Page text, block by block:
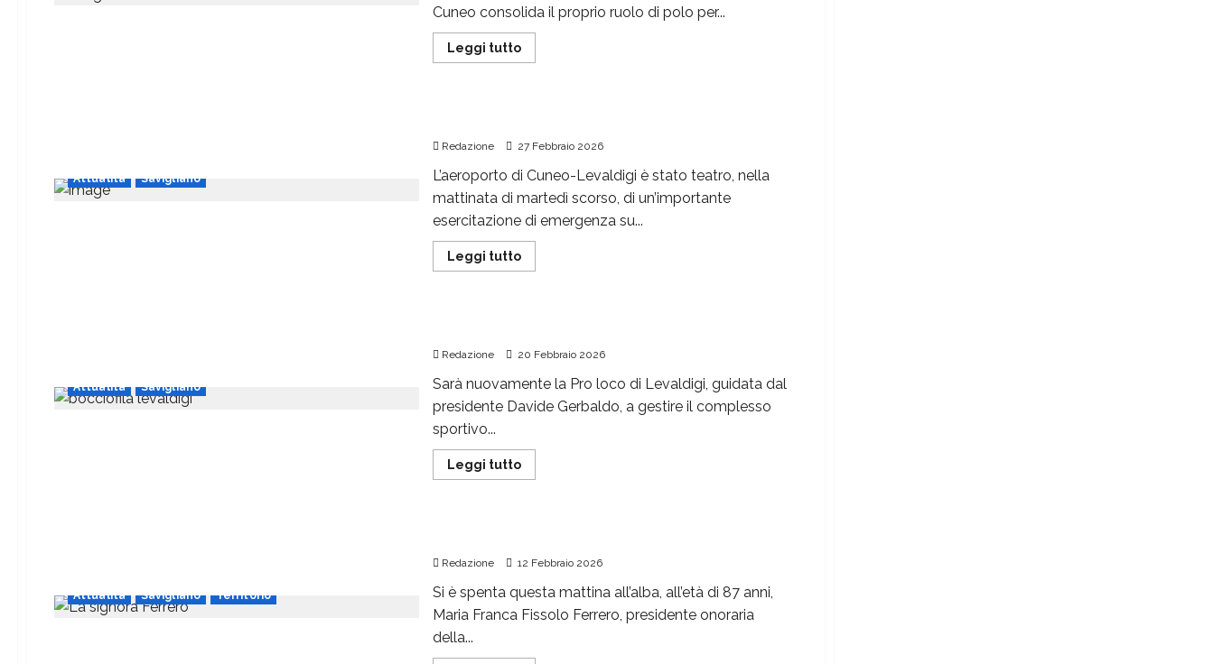
Cuneo consolida il proprio ruolo di polo per...
Leggi tutto
Attualità Savigliano
Redazione 27 Febbraio 2026
L’aeroporto di Cuneo-Levaldigi è stato teatro, nella
mattinata di martedì scorso, di un’importante
esercitazione di emergenza su...
Leggi tutto
Attualità Savigliano
Redazione 20 Febbraio 2026
Sarà nuovamente la Pro loco di Levaldigi, guidata dal
presidente Davide Gerbaldo, a gestire il complesso
sportivo...
Leggi tutto
Attualità Savigliano Territorio
Redazione 12 Febbraio 2026
Si è spenta questa mattina all’alba, all’età di 87 anni,
Maria Franca Fissolo Ferrero, presidente onoraria
della...